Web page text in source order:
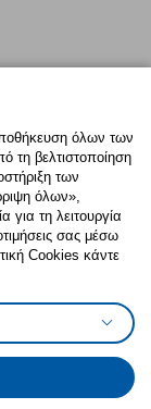
όλων των
τη βελτιστοποίηση
των
όλων»,
τη λειτουργία
σας μέσω
Cookies κάντε